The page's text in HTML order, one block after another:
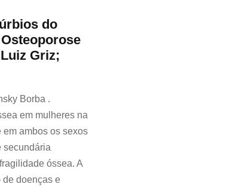
do
Griz;
Borba .
em mulheres na
ambos os sexos
secundária
óssea. A
de doenças e